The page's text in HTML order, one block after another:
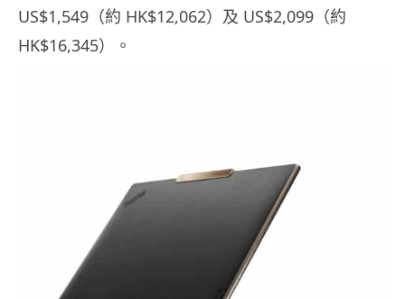
US$1,549（約 HK$12,062）及 US$2,099（約
HK$16,345）。